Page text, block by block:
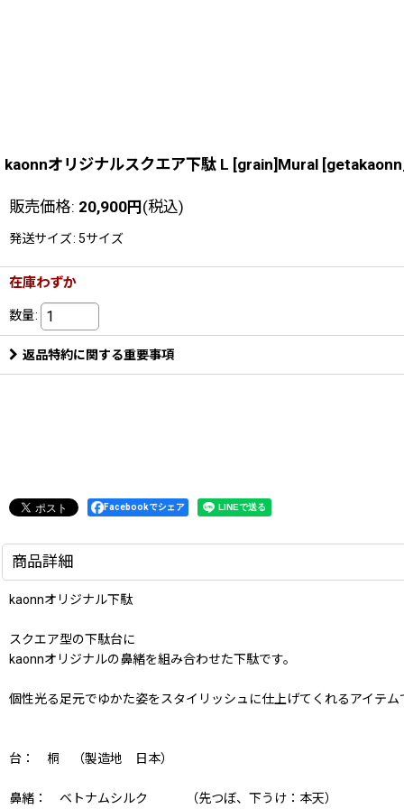
kaonnオリジナルスクエア下駄 L [grain]Mural [
販売価格: 20,900円(税込)
発送サイズ: 5サイズ
在庫わずか
数量:
返品特約に関する重要事項
Facebookでシェア
商品詳細
kaonnオリジナル下駄
スクエア型の下駄台に
kaonnオリジナルの鼻緒を組み合わせた下駄です。
個性光る足元でゆかた姿をスタイリッシュに仕上げてくれるアイテム
台： 桐 （製造地 日本）
鼻緒： ベトナムシルク （先つぼ、下うけ：本天）